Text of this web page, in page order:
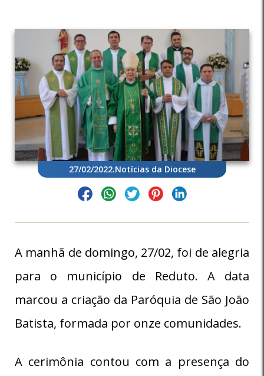
27/02/2022.Notícias da Diocese
A manhã de domingo, 27/02, foi de alegria
para o município de Reduto. A data
marcou a criação da Paróquia de São João
Batista, formada por onze comunidades.
A cerimônia contou com a presença do